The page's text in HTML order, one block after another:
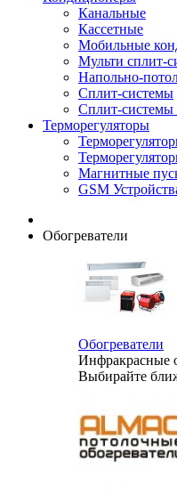
Канальные
Кассетные
Мобильные
Мульти сплит-
Напольно-
Сплит-системы
Сплит-системы
Терморегуляторы
Магнитные
GSM
Обогреватели
Обогреватели
Инфракрасные
Выбирайте